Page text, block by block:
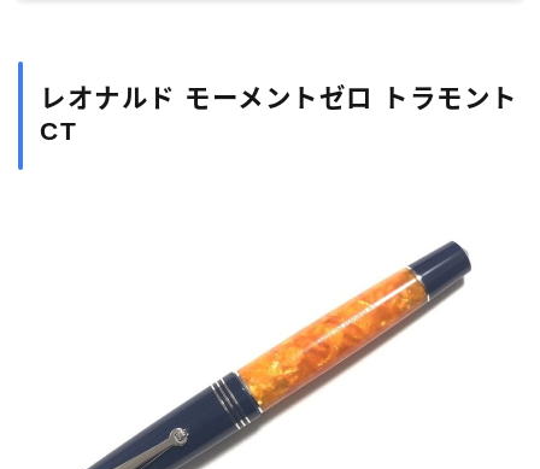
レオナルド モーメントゼロ トラモント
CT